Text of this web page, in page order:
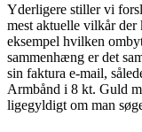
Yderligere stiller vi
mest aktuelle vilkår
eksempel hvilken
sammenhæng er det
sin faktura e-mail,
Armbånd i 8 kt. Guld
ligegyldigt om man